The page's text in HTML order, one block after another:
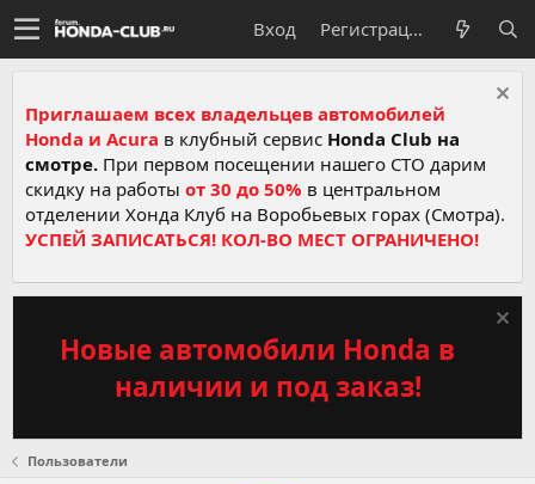
Вход Регистрация
Приглашаем всех владельцев автомобилей
Honda и Acura в клубный сервис Honda Club на
смотре. При первом посещении нашего СТО дарим
скидку на работы от 30 до 50% в центральном
отделении Хонда Клуб на Воробьевых горах (Смотра).
УСПЕЙ ЗАПИСАТЬСЯ! КОЛ-ВО МЕСТ ОГРАНИЧЕНО!
Новые автомобили Honda в
наличии и под заказ!
Пользователи